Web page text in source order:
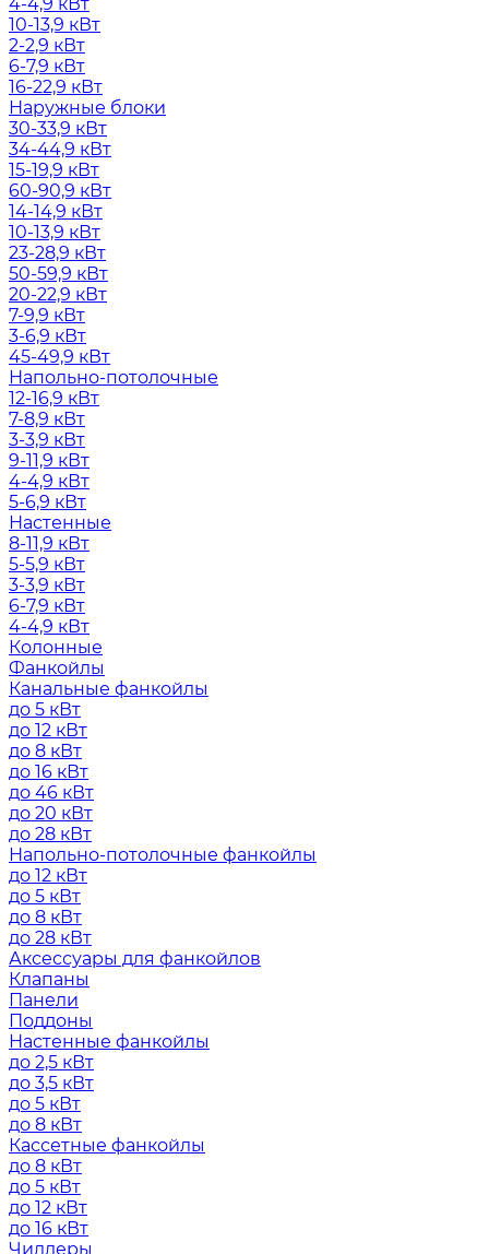
10-13,9 кВт
2-2,9 кВт
6-7,9 кВт
16-22,9 кВт
Наружные блоки
30-33,9 кВт
34-44,9 кВт
15-19,9 кВт
60-90,9 кВт
14-14,9 кВт
10-13,9 кВт
23-28,9 кВт
50-59,9 кВт
20-22,9 кВт
7-9,9 кВт
3-6,9 кВт
45-49,9 кВт
Напольно-потолочные
12-16,9 кВт
7-8,9 кВт
3-3,9 кВт
9-11,9 кВт
4-4,9 кВт
5-6,9 кВт
Настенные
8-11,9 кВт
5-5,9 кВт
3-3,9 кВт
6-7,9 кВт
4-4,9 кВт
Колонные
Фанкойлы
Канальные фанкойлы
до 5 кВт
до 12 кВт
до 8 кВт
до 16 кВт
до 46 кВт
до 20 кВт
до 28 кВт
Напольно-потолочные фанкойлы
до 12 кВт
до 5 кВт
до 8 кВт
до 28 кВт
Аксессуары для фанкойлов
Клапаны
Панели
Поддоны
Настенные фанкойлы
до 2,5 кВт
до 3,5 кВт
до 5 кВт
до 8 кВт
Кассетные фанкойлы
до 8 кВт
до 5 кВт
до 12 кВт
до 16 кВт
Чиллеры